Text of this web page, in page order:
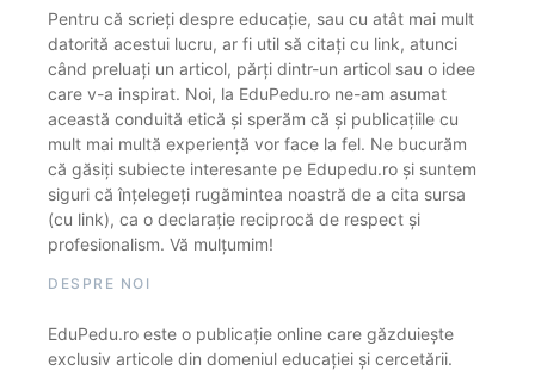
Pentru că scrieți despre educație, sau cu atât mai mult
datorită acestui lucru, ar fi util să citați cu link, atunci
când preluați un articol, părți dintr-un articol sau o idee
care v-a inspirat. Noi, la EduPedu.ro ne-am asumat
această conduită etică și sperăm că și publicațiile cu
mult mai multă experiență vor face la fel. Ne bucurăm
că găsiți subiecte interesante pe Edupedu.ro și suntem
siguri că înțelegeți rugămintea noastră de a cita sursa
(cu link), ca o declarație reciprocă de respect și
profesionalism. Vă mulțumim!
DESPRE NOI
EduPedu.ro este o publicație online care găzduiește
exclusiv articole din domeniul educației și cercetării.